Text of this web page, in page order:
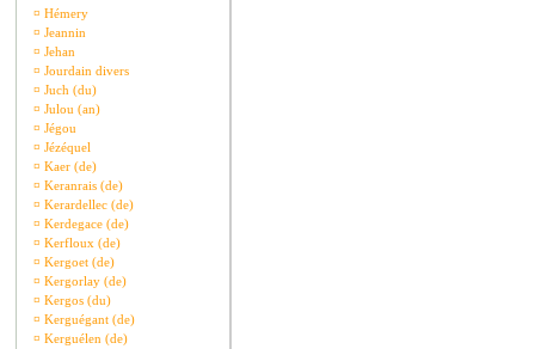
¤ Hémery
¤ Jeannin
¤ Jehan
¤ Jourdain divers
¤ Juch (du)
¤ Julou (an)
¤ Jégou
¤ Jézéquel
¤ Kaer (de)
¤ Keranrais (de)
¤ Kerardellec (de)
¤ Kerdegace (de)
¤ Kerfloux (de)
¤ Kergoet (de)
¤ Kergorlay (de)
¤ Kergos (du)
¤ Kerguégant (de)
¤ Kerguélen (de)